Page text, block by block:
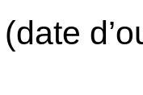
(date